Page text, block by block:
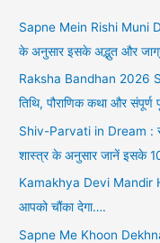
Sapne Mein Rishi Muni
के अनुसार इसके अद्भुत और
Raksha Bandhan 2026
तिथि, पौराणिक कथा और संपूर्ण
Shiv-Parvati in Dream :
शास्त्र के अनुसार जानें इसके
Kamakhya Devi Mandir
आपको चौंका देगा….
Sapne Me Khoon